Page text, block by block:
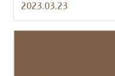
2023.03.23